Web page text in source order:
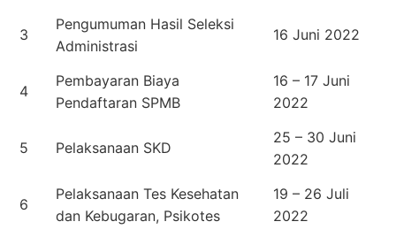
3
Pengumuman Hasil Seleksi
Administrasi
16 Juni 2022
4
Pembayaran Biaya
Pendaftaran SPMB
16 – 17 Juni
2022
5 Pelaksanaan SKD
25 – 30 Juni
2022
6
Pelaksanaan Tes Kesehatan
dan Kebugaran, Psikotes
19 – 26 Juli
2022